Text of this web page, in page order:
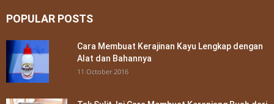
POPULAR POSTS
Cara Membuat Kerajinan Kayu Lengkap dengan
Alat dan Bahannya
11 October 2016